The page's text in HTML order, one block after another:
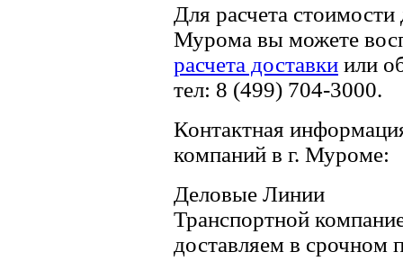
Для расчета
Мурома вы можете
расчета доставки или
тел: 8 (499) 704-3000.
Контактная
компаний в г. Муроме:
Деловые Линии
Транспортной
доставляем в срочном